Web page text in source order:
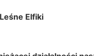
Elfiki